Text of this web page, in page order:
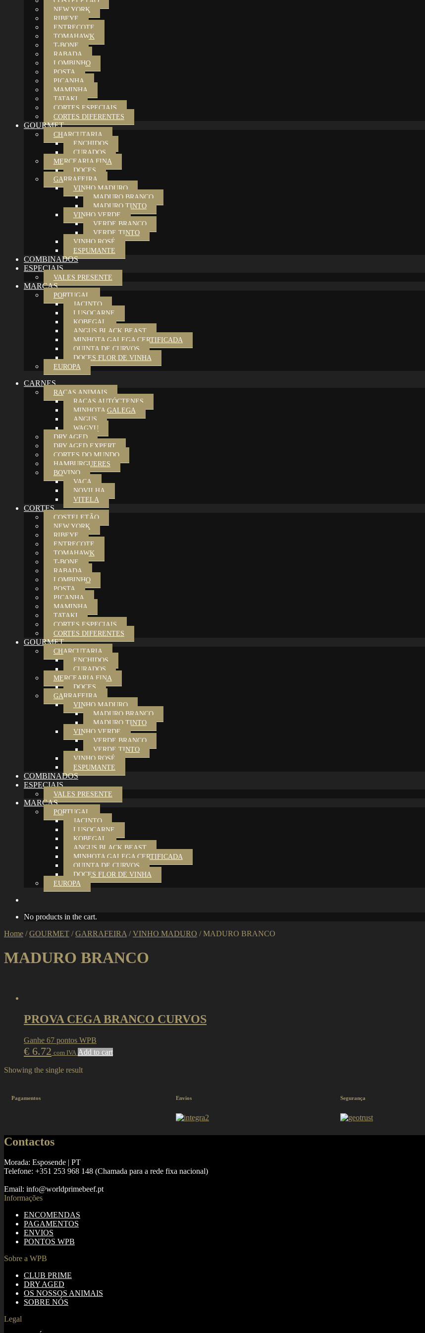
NEW YORK
RIBEYE
ENTRECOTE
TOMAHAWK
T-BONE
RABADA
LOMBINHO
POSTA
PICANHA
MAMINHA
TATAKI
CORTES ESPECIAIS
CORTES DIFERENTES
GOURMET
CHARCUTARIA
ENCHIDOS
CURADOS
MERCEARIA FINA
DOCES
GARRAFEIRA
VINHO MADURO
MADURO BRANCO
MADURO TINTO
VINHO VERDE
VERDE BRANCO
VERDE TINTO
VINHO ROSÉ
ESPUMANTE
COMBINADOS
ESPECIAIS
VALES PRESENTE
MARCAS
PORTUGAL
JACINTO
LUSOCARNE
KOBEGAL
ANGUS BLACK BEAST
MINHOTA GALEGA CERTIFICADA
QUINTA DE CURVOS
DOCES FLOR DE VINHA
EUROPA
CARNES
RAÇAS ANIMAIS
RAÇAS AUTÓCTENES
MINHOTA GALEGA
ANGUS
WAGYU
DRY AGED
DRY AGED EXPERT
CORTES DO MUNDO
HAMBURGUERES
BOVINO
VACA
NOVILHA
VITELA
CORTES
COSTELETÃO
NEW YORK
RIBEYE
ENTRECOTE
TOMAHAWK
T-BONE
RABADA
LOMBINHO
POSTA
PICANHA
MAMINHA
TATAKI
CORTES ESPECIAIS
CORTES DIFERENTES
GOURMET
CHARCUTARIA
ENCHIDOS
CURADOS
MERCEARIA FINA
DOCES
GARRAFEIRA
VINHO MADURO
MADURO BRANCO
MADURO TINTO
VINHO VERDE
VERDE BRANCO
VERDE TINTO
VINHO ROSÉ
ESPUMANTE
COMBINADOS
ESPECIAIS
VALES PRESENTE
MARCAS
PORTUGAL
JACINTO
LUSOCARNE
KOBEGAL
ANGUS BLACK BEAST
MINHOTA GALEGA CERTIFICADA
QUINTA DE CURVOS
DOCES FLOR DE VINHA
EUROPA
No products in the cart.
Home /GOURMET /GARRAFEIRA /VINHO MADURO /MADURO BRANCO
MADURO BRANCO
PROVA CEGA BRANCO CURVOS
Ganhe 67 pontos WPB
€ 6.72 com IVA Add to cart
Showing the single result
Pagamentos Envios Segurança
Contactos
Morada: Esposende | PT
Telefone: +351 253 968 148 (Chamada para a rede fixa nacional)
Email: info@worldprimebeef.pt
Informações
ENCOMENDAS
PAGAMENTOS
ENVIOS
PONTOS WPB
Sobre a WPB
CLUB PRIME
DRY AGED
OS NOSSOS ANIMAIS
SOBRE NÓS
Legal